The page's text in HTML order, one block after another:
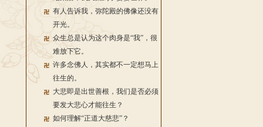
有人告诉我，弥陀殿的佛像还没有
开光。
众生总是认为这个肉身是“我”，很
难放下它。
许多念佛人，其实都不一定想马上
往生的。
大悲即是出世善根，我们是否必须
要发大悲心才能往生？
如何理解“正道大慈悲”？